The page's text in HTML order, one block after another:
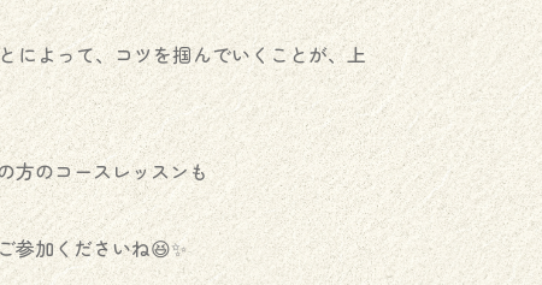
によって、コツを掴んでいくことが、上
方のコースレッスンも
参加くださいね😆✨️